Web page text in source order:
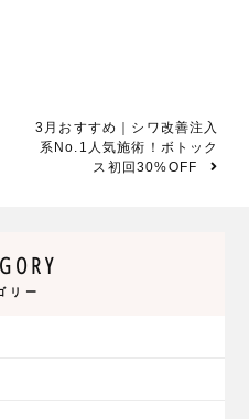
3月おすすめ｜シワ改善注入
系No.1人気施術！ボトック
ス初回30%OFF
リー